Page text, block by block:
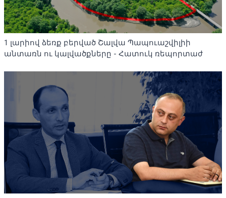
1 լարիով ձեռք բերված Շալվա Պապուաշվիլիի
անտառն ու կալվածքները - Հատուկ ռեպորտաժ